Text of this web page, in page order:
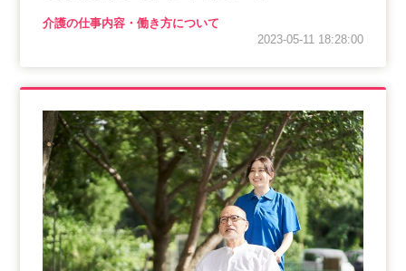
介護の仕事内容・働き方について
2023-05-11 18:28:00